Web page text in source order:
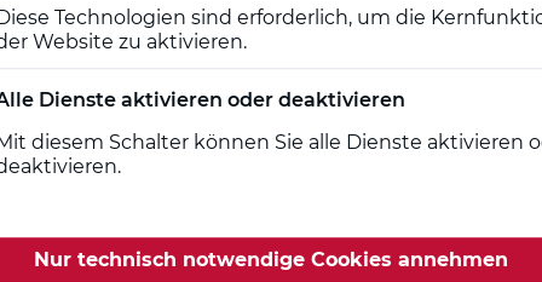
Fachpersonen in Kliniken, Praxen und
werden weitere Features folgen, die Lernen noch
nicht wie Pflicht anfühlen, sondern wie echter
Unternehmen seit 2023.
Technologien sind erforderlich, um die
Website zu aktivieren.
Dienste aktivieren oder deaktivieren
Mit diesem Schalter können Sie alle Dienste aktivieren
Nur technisch notwendige Cookies annehmen